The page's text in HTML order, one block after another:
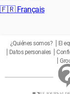
🇫🇷 Français
¿Quiénes somos? El
Datos personales